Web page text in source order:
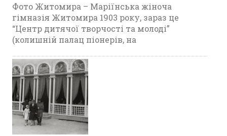
Фото Житомира – Маріїнська жіноча
гімназія Житомира 1903 року, зараз це
“Центр дитячої творчості та молоді”
(колишній палац піонерів, на